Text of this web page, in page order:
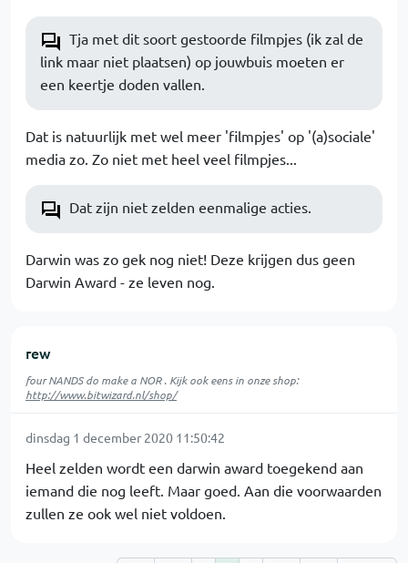
Tja met dit soort gestoorde filmpjes (ik zal de
link maar niet plaatsen) op jouwbuis moeten er
een keertje doden vallen.
Dat is natuurlijk met wel meer 'filmpjes' op '(a)sociale'
media zo. Zo niet met heel veel filmpjes...
Dat zijn niet zelden eenmalige acties.
Darwin was zo gek nog niet! Deze krijgen dus geen
Darwin Award - ze leven nog.
rew
four NANDS do make a NOR . Kijk ook eens in onze shop:
http://www.bitwizard.nl/shop/
dinsdag 1 december 2020 11:50:42
Heel zelden wordt een darwin award toegekend aan
iemand die nog leeft. Maar goed. Aan die voorwaarden
zullen ze ook wel niet voldoen.